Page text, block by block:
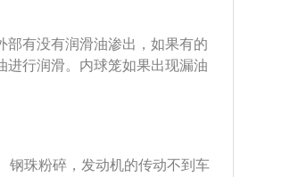
如下：1、首先拆下需要更换
、拆掉元宝梁内部的螺丝，然
部分都可以转动；3、使前避震
接着拆掉内球笼的螺丝即可完
的橡胶件，不然润滑油很容易
部有没有润滑油渗出，如果有的
进行润滑。内球笼如果出现漏油
问题，因左右球笼的润滑程度
位的，外球笼是连接车轮部位
笼在起作用。
钢珠粉碎，发动机的传动不到车